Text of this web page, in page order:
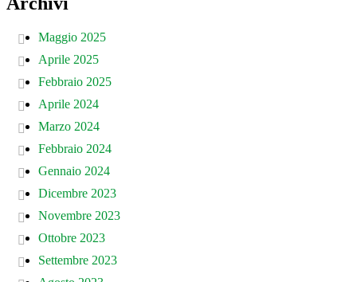
Maggio 2025
Aprile 2025
Febbraio 2025
Aprile 2024
Marzo 2024
Febbraio 2024
Gennaio 2024
Dicembre 2023
Novembre 2023
Ottobre 2023
Settembre 2023